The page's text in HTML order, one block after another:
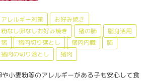
アレルギー対策
お好み焼き
粉なし卵なしお好み焼き
猪の肺
脂身活用
猪
猪肉切り落とし 猪肉内臓
肺
猪肉の切り落とし
猪肉
や小麦粉等のアレルギーがある子も安心して食